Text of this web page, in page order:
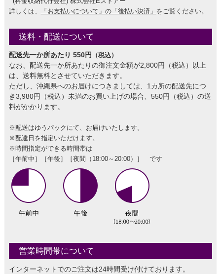
詳しくは、
「お支払いについて」の「後払い決済」 をご覧ください。
送料・配送について
配送先一か所あたり 550円 （税込）
なお、配送先一か所あたりの御注文金額が2,800円（税込）以上
は、送料無料とさせていただきます。
ただし、沖縄県へのお届けにつきましては、1カ所の配送先につ
き3,980円（税込）未満のお買い上げの場合、550円（税込）の送
料がかかります。
※配送はゆうパックにて、お届けいたします。
※配達日を指定いただけます。
※時間指定ができる時間帯は
［午前中］［午後］［夜間（18:00～20:00）］ です
営業時間帯について
インターネットでのご注文は24時間受け付けております。